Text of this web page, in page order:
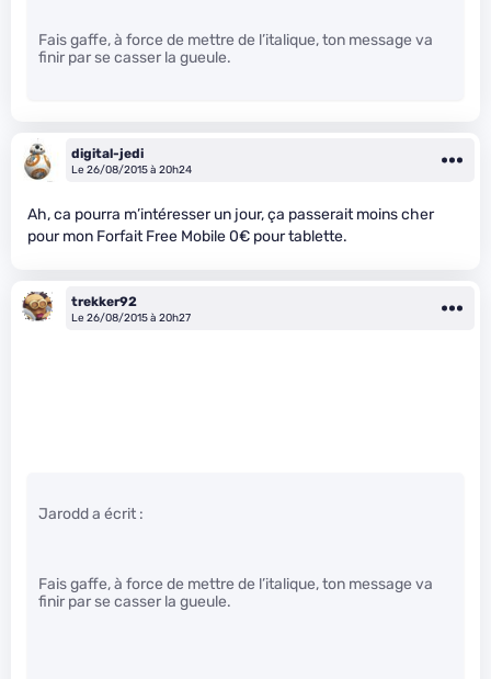
Fais gaffe, à force de mettre de l’italique, ton message va
finir par se casser la gueule.
digital-jedi
Le 26/08/2015 à 20h24
Ah, ca pourra m’intéresser un jour, ça passerait moins cher
pour mon Forfait Free Mobile 0€ pour tablette.
trekker92
Le 26/08/2015 à 20h27
Jarodd a écrit :
Fais gaffe, à force de mettre de l’italique, ton message va
finir par se casser la gueule.